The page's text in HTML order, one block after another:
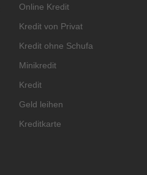
Online Kredit
Kredit von Privat
Kredit ohne Schufa
Minikredit
Kredit
Geld leihen
Kreditkarte